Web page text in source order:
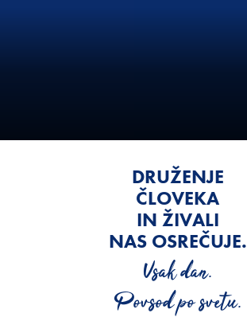
DRUŽENJE
ČLOVEKA
IN ŽIVALI
NAS OSREČUJE.
Vsak dan.
Povsod po svetu.